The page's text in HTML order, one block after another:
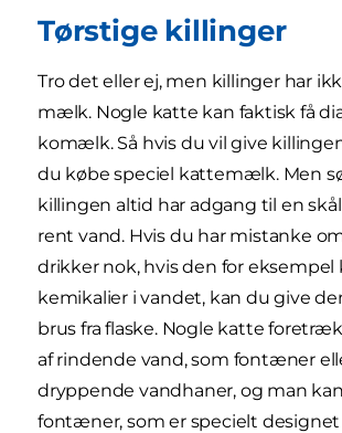
Tørstige killinger
Tro det eller ej, men killinger har
mælk. Nogle katte kan faktisk få
komælk. Så hvis du vil give
du købe speciel kattemælk. Men
killingen altid har adgang til en
rent vand. Hvis du har mistanke
drikker nok, hvis den for eksempel
kemikalier i vandet, kan du give
brus fra flaske. Nogle katte
af rindende vand, som fontæner
dryppende vandhaner, og man
fontæner, som er specielt